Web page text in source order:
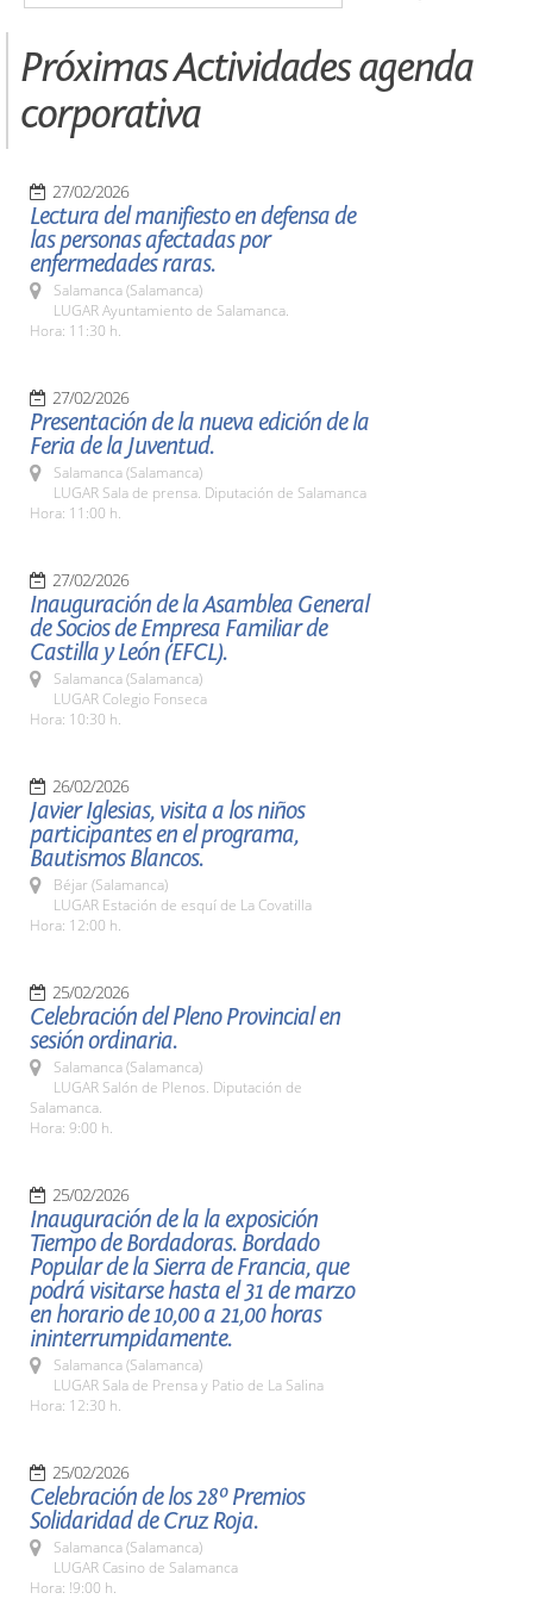
Próximas Actividades agenda
corporativa
27/02/2026
Lectura del manifiesto en defensa de
las personas afectadas por
enfermedades raras.
Salamanca (Salamanca)
LUGAR Ayuntamiento de Salamanca.
Hora: 11:30 h.
27/02/2026
Presentación de la nueva edición de la
Feria de la Juventud.
Salamanca (Salamanca)
LUGAR Sala de prensa. Diputación de Salamanca
Hora: 11:00 h.
27/02/2026
Inauguración de la Asamblea General
de Socios de Empresa Familiar de
Castilla y León (EFCL).
Salamanca (Salamanca)
LUGAR Colegio Fonseca
Hora: 10:30 h.
26/02/2026
Javier Iglesias, visita a los niños
participantes en el programa,
Bautismos Blancos.
Béjar (Salamanca)
LUGAR Estación de esquí de La Covatilla
Hora: 12:00 h.
25/02/2026
Celebración del Pleno Provincial en
sesión ordinaria.
Salamanca (Salamanca)
LUGAR Salón de Plenos. Diputación de
Salamanca.
Hora: 9:00 h.
25/02/2026
Inauguración de la la exposición
Tiempo de Bordadoras. Bordado
Popular de la Sierra de Francia, que
podrá visitarse hasta el 31 de marzo
en horario de 10,00 a 21,00 horas
ininterrumpidamente.
Salamanca (Salamanca)
LUGAR Sala de Prensa y Patio de La Salina
Hora: 12:30 h.
25/02/2026
Celebración de los 28º Premios
Solidaridad de Cruz Roja.
Salamanca (Salamanca)
LUGAR Casino de Salamanca
Hora: !9:00 h.